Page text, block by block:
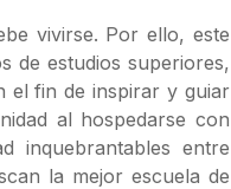
vivirse. Por ello, este
de estudios superiores,
el fin de inspirar y guiar
al hospedarse con
inquebrantables entre
la mejor escuela de